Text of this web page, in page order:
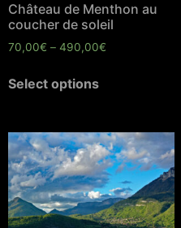
Château de Menthon au
coucher de soleil
70,00€ – 490,00€
Select options